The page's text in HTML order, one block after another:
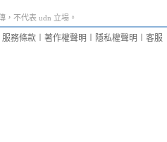
，不代表 udn 立場。
服務條款 著作權聲明 隱私權聲明 客服